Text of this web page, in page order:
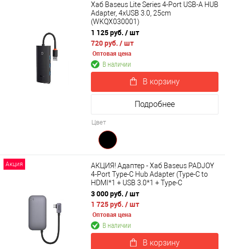
Хаб Baseus Lite Series 4-Port USB-A HUB
Adapter, 4xUSB 3.0, 25cm
(WKQX030001)
1 125 руб. / шт
720 руб. / шт
Оптовая цена
В наличии
В корзину
Подробнее
Цвет
Акция
АКЦИЯ! Адаптер - Хаб Baseus PADJOY
4-Port Type-C Hub Adapter (Type-C to
HDMI*1 + USB 3.0*1 + Type-C
PD&Data*1 + 3.5mm*1) WKWJ000013
3 000 руб. / шт
1 725 руб. / шт
Оптовая цена
В наличии
В корзину